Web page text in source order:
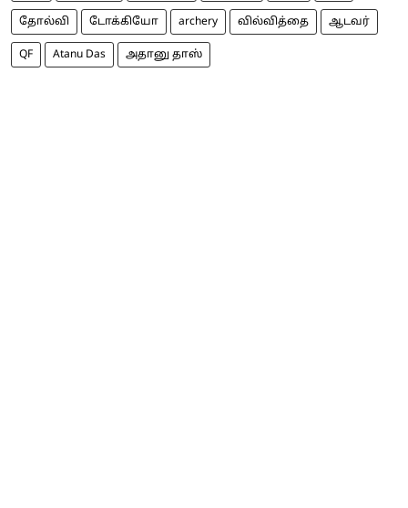
தோல்வி டோக்கியோ archery வில்வித்தை ஆடவர்
QF Atanu Das அதானு தாஸ்